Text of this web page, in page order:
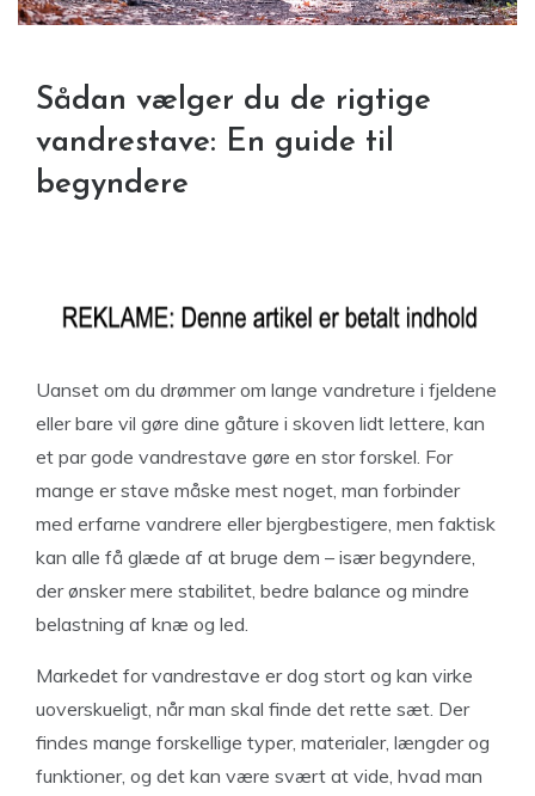
Sådan vælger du de rigtige
vandrestave: En guide til
begyndere
Uanset om du drømmer om lange vandreture i fjeldene
eller bare vil gøre dine gåture i skoven lidt lettere, kan
et par gode vandrestave gøre en stor forskel. For
mange er stave måske mest noget, man forbinder
med erfarne vandrere eller bjergbestigere, men faktisk
kan alle få glæde af at bruge dem – især begyndere,
der ønsker mere stabilitet, bedre balance og mindre
belastning af knæ og led.
Markedet for vandrestave er dog stort og kan virke
uoverskueligt, når man skal finde det rette sæt. Der
findes mange forskellige typer, materialer, længder og
funktioner, og det kan være svært at vide, hvad man